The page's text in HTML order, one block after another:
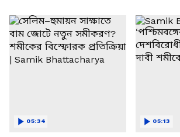
চত্বরে তাণ্ডব
খোলসা
05:34 05:13